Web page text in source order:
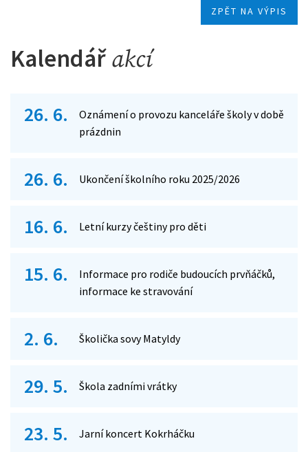
ZPĚT NA VÝPIS
Kalendářakcí
26. 6.
Oznámení o provozu kanceláře školy v době
prázdnin
26. 6. Ukončení školního roku 2025/2026
16. 6. Letní kurzy češtiny pro děti
15. 6.
Informace pro rodiče budoucích prvňáčků,
informace ke stravování
2. 6. Školička sovy Matyldy
29. 5. Škola zadními vrátky
23. 5. Jarní koncert Kokrháčku